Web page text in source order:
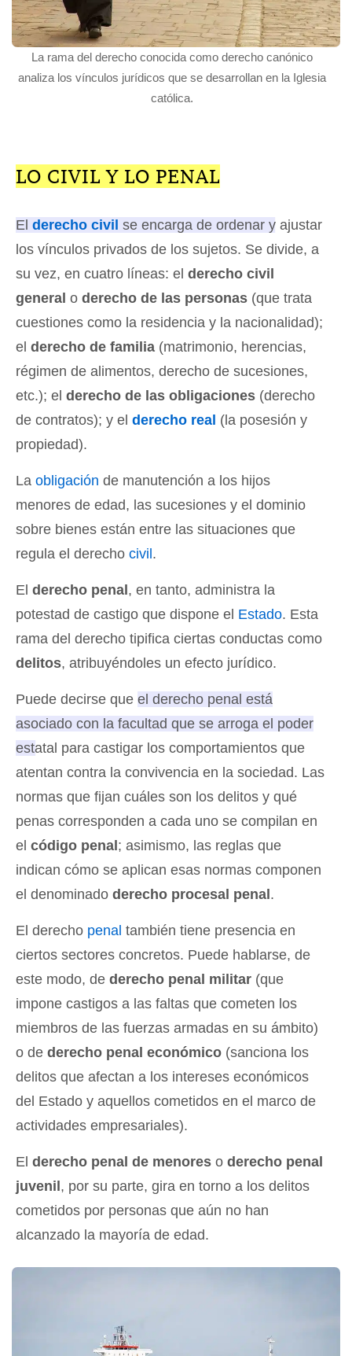
La rama del derecho conocida como derecho canónico
analiza los vínculos jurídicos que se desarrollan en la Iglesia
católica.
LO CIVIL Y LO PENAL
El derecho civil se encarga de ordenar y ajustar
los vínculos privados de los sujetos. Se divide, a
su vez, en cuatro líneas: el derecho civil
general o derecho de las personas (que trata
cuestiones como la residencia y la nacionalidad);
el derecho de familia (matrimonio, herencias,
régimen de alimentos, derecho de sucesiones,
etc.); el derecho de las obligaciones (derecho
de contratos); y el derecho real (la posesión y
propiedad).
La obligación de manutención a los hijos
menores de edad, las sucesiones y el dominio
sobre bienes están entre las situaciones que
regula el derecho civil .
El derecho penal , en tanto, administra la
potestad de castigo que dispone el Estado. Esta
rama del derecho tipifica ciertas conductas como
delitos, atribuyéndoles un efecto jurídico.
Puede decirse que el derecho penal está
asociado con la facultad que se arroga el poder
estatal para castigar los comportamientos que
atentan contra la convivencia en la sociedad. Las
normas que fijan cuáles son los delitos y qué
penas corresponden a cada uno se compilan en
el código penal ; asimismo, las reglas que
indican cómo se aplican esas normas componen
el denominado derecho procesal penal .
El derecho penal también tiene presencia en
ciertos sectores concretos. Puede hablarse, de
este modo, de derecho penal militar (que
impone castigos a las faltas que cometen los
miembros de las fuerzas armadas en su ámbito)
o de derecho penal económico (sanciona los
delitos que afectan a los intereses económicos
del Estado y aquellos cometidos en el marco de
actividades empresariales).
El derecho penal de menores o derecho penal
juvenil , por su parte, gira en torno a los delitos
cometidos por personas que aún no han
alcanzado la mayoría de edad.